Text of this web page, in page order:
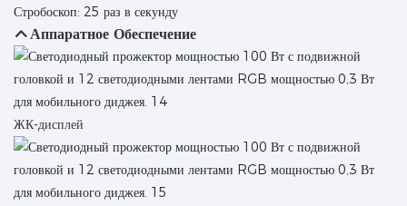
Стробоскоп: 25 раз в секунду
Аппаратное Обеспечение
ЖК-дисплей